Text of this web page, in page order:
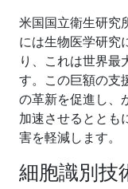
米国国立衛生研究
には生物医学研究
り、これは世界最
す。この巨額の支
の革新を促進し、
加速させるととも
害を軽減します。
細胞識別技